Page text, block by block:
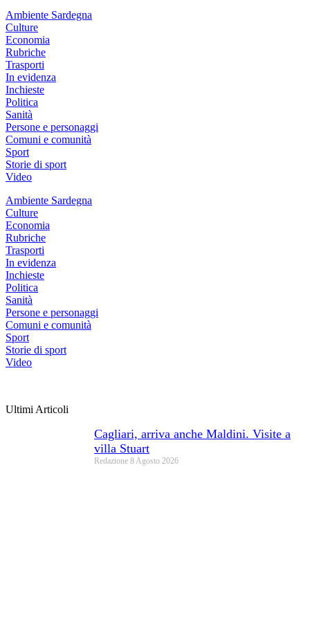
Ambiente Sardegna
Culture
Economia
Rubriche
Trasporti
In evidenza
Inchieste
Politica
Sanità
Persone e personaggi
Comuni e comunità
Sport
Storie di sport
Video
Ambiente Sardegna
Culture
Economia
Rubriche
Trasporti
In evidenza
Inchieste
Politica
Sanità
Persone e personaggi
Comuni e comunità
Sport
Storie di sport
Video
Ultimi Articoli
Cagliari, arriva anche Maldini. Visite a
villa Stuart
Redazione 8 Agosto 2026